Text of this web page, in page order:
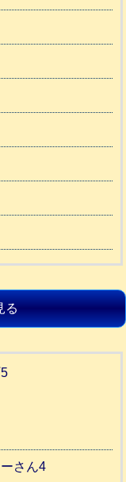
る
さん4